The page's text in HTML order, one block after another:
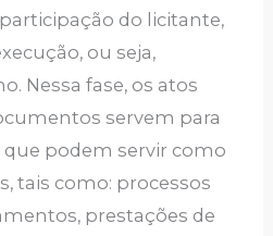
do licitante,
ou seja,
Nessa fase, os atos
servem para
podem servir como
tais como: processos
prestações de